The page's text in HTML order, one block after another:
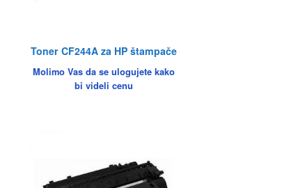
Toner CF244A za HP štampače
Molimo Vas da se ulogujete kako
bi videli cenu